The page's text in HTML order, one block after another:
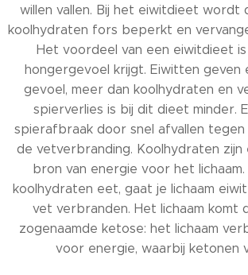
willen vallen. Bij het eiwitdieet wordt
koolhydraten fors beperkt en
Het voordeel van een eiwitdieet
hongergevoel krijgt. Eiwitten geven
gevoel, meer dan koolhydraten en
spierverlies is bij dit dieet minder.
spierafbraak door snel afvallen
de vetverbranding. Koolhydraten zijn
bron van energie voor het lichaam.
koolhydraten eet, gaat je lichaam
vet verbranden. Het lichaam komt
zogenaamde ketose: het lichaam
voor energie, waarbij ketonen